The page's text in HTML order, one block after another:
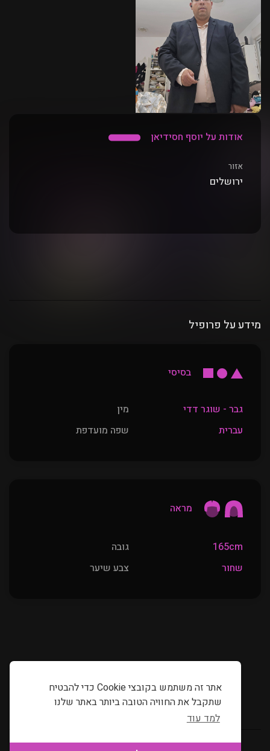
אתר זה משתמש בקובצי Cookie כדי להבטיח
שתקבל את החוויה הטובה ביותר באתר שלנו
למד עוד
אודות על יוסף חסידיאן
אזור
ירושלים
מידע על פרופיל
בסיסי
מין
גבר - שוגר דדי
שפה מועדפת
עברית
מראה
גובה
165cm
צבע שיער
שחור